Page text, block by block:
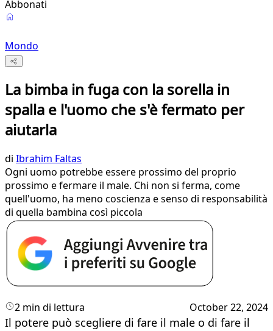
Abbonati
Mondo
La bimba in fuga con la sorella in
spalla e l'uomo che s'è fermato per
aiutarla
di Ibrahim Faltas
Ogni uomo potrebbe essere prossimo del proprio
prossimo e fermare il male. Chi non si ferma, come
quell'uomo, ha meno coscienza e senso di responsabilità
di quella bambina così piccola
2 min di lettura October 22, 2024
Il potere può scegliere di fare il male o di fare il